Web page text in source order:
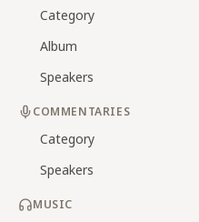
Category
Album
Speakers
COMMENTARIES
Category
Speakers
MUSIC